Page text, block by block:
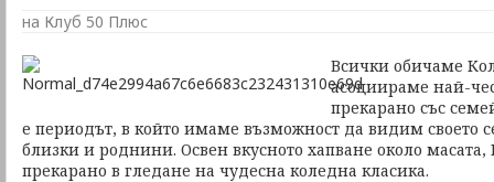
на Клуб 50 Плюс
Всички обичаме
асоциираме най-
прекарано със
е периодът, в който имаме възможност да видим своето
близки и роднини. Освен вкусното хапване около
прекарано в гледане на чудесна коледна класика.